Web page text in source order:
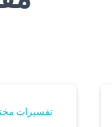
تفسيرات